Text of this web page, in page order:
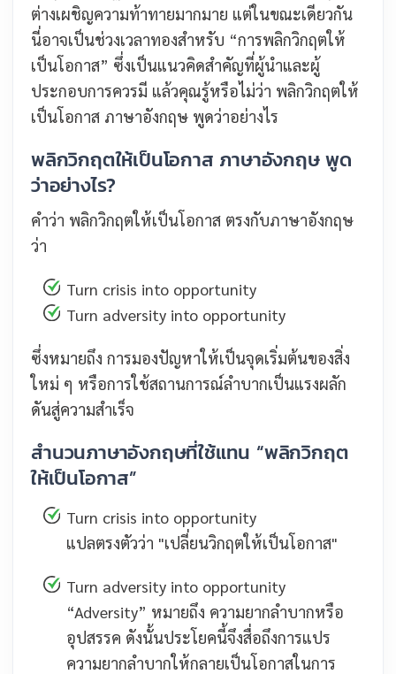
ต่างเผชิญความท้าทายมากมาย แต่ในขณะเดียวกัน
นี่อาจเป็นช่วงเวลาทองสำหรับ “การพลิกวิกฤตให้
เป็นโอกาส” ซึ่งเป็นแนวคิดสำคัญที่ผู้นำและผู้
ประกอบการควรมี แล้วคุณรู้หรือไม่ว่า พลิกวิกฤตให้
เป็นโอกาส ภาษาอังกฤษ พูดว่าอย่างไร
พลิกวิกฤตให้เป็นโอกาส ภาษาอังกฤษ พูด
ว่าอย่างไร?
คำว่า พลิกวิกฤตให้เป็นโอกาส ตรงกับภาษาอังกฤษ
ว่า
Turn crisis into opportunity
Turn adversity into opportunity
ซึ่งหมายถึง การมองปัญหาให้เป็นจุดเริ่มต้นของสิ่ง
ใหม่ ๆ หรือการใช้สถานการณ์ลำบากเป็นแรงผลัก
ดันสู่ความสำเร็จ
สำนวนภาษาอังกฤษที่ใช้แทน “พลิกวิกฤต
ให้เป็นโอกาส”
Turn crisis into opportunity
แปลตรงตัวว่า "เปลี่ยนวิกฤตให้เป็นโอกาส"
Turn adversity into opportunity
“Adversity” หมายถึง ความยากลำบากหรือ
อุปสรรค ดังนั้นประโยคนี้จึงสื่อถึงการแปร
ความยากลำบากให้กลายเป็นโอกาสในการ